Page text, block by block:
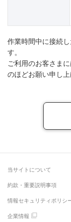
作業時間中に接続
す。
ご利用のお客さま
のほどお願い申し上
当サイトについて
約款・重要説明事項
情報セキュリティポリシ
企業情報